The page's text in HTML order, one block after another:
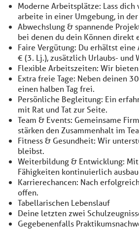
Moderne Arbeitsplätze: Lass
arbeite in einer Umgebung, in
Abwechslung & spannende
bei denen du dein Können direkt
Faire Vergütung: Du erhältst
€ (3. Lj.), zusätzlich Urlaubs- und
Flexible Arbeitszeiten: Wir
Extra freie Tage: Neben deinen
einen halben Tag frei.
Persönliche Begleitung: Ein
mit Rat und Tat zur Seite.
Team & Events: Gemeinsame
stärken den Zusammenhalt im
Fitness & Gesundheit: Wir
bleibst.
Weiterbildung & Entwicklung:
Fähigkeiten kontinuierlich
Karrierechancen: Nach
offen.
Tabellarischen Lebenslauf
Deine letzten zwei
Gegebenenfalls